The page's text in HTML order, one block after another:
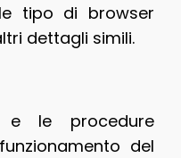
tipo di browser
dettagli simili.
e le procedure
del